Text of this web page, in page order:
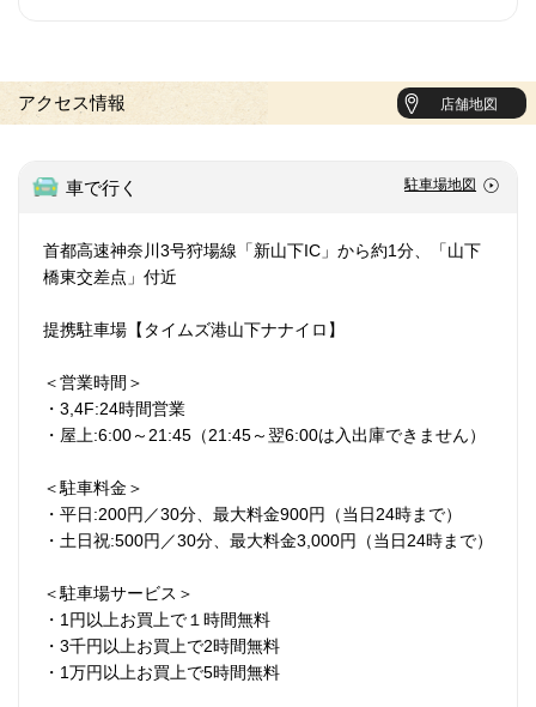
アクセス情報 店舗地図
車で行く 駐車場地図
首都高速神奈川3号狩場線「新山下IC」から約1分、「山下
橋東交差点」付近
提携駐車場【タイムズ港山下ナナイロ】
＜営業時間＞
・3,4F:24時間営業
・屋上:6:00～21:45（21:45～翌6:00は入出庫できません）
＜駐車料金＞
・平日:200円／30分、最大料金900円（当日24時まで）
・土日祝:500円／30分、最大料金3,000円（当日24時まで）
＜駐車場サービス＞
・1円以上お買上で１時間無料
・3千円以上お買上で2時間無料
・1万円以上お買上で5時間無料